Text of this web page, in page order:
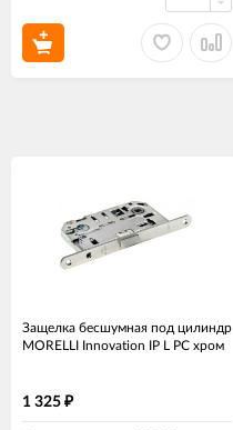
Защелка бесшумная под цилиндр
MORELLI Innovation IP L PC хром
1 325 ₽